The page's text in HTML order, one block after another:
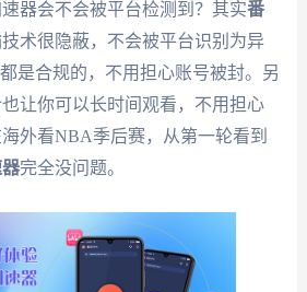
器会不会被平台检测到？其实番
术很隐蔽，不会被平台识别为异
是合规的，不用担心账号被封。另
让你可以长时间观看，不用担心
外看NBA季后赛，从第一轮看到
完全没问题。